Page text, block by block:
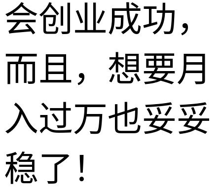
会创业成功，
而且，想要月
入过万也妥妥
稳了！